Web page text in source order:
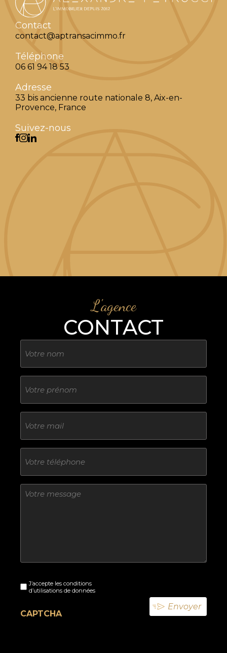
Contact
contact@aptransacimmo.fr
Téléphone
06 61 94 18 53
Adresse
33 bis ancienne route nationale 8, Aix-en-
Provence, France
Suivez-nous
L'agence
CONTACT
titre
mail
titre
titreJ’accepte les conditions
d’utilisations de données
CAPTCHA